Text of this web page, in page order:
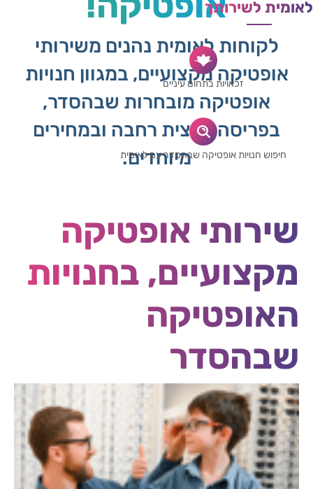
לאומית לשירותך
זכאויות בתחום עיניים
חיפוש חנויות אופטיקה שבהסדר עם לאומית
לקוחות לאומית נהנים משירותי
אופטיקה מקצועיים, במגוון חנויות
אופטיקה מובחרות שבהסדר,
בפריסה ארצית רחבה ובמחירים
מיוחדים.
שירותי אופטיקה
מקצועיים, בחנויות
האופטיקה
שבהסדר